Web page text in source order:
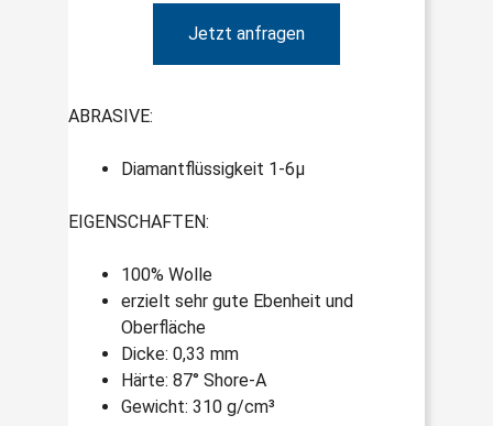
Jetzt anfragen
ABRASIVE:
Diamantflüssigkeit 1-6µ
EIGENSCHAFTEN:
100% Wolle
erzielt sehr gute Ebenheit und
Oberfläche
Dicke: 0,33 mm
Härte: 87° Shore-A
Gewicht: 310 g/cm³